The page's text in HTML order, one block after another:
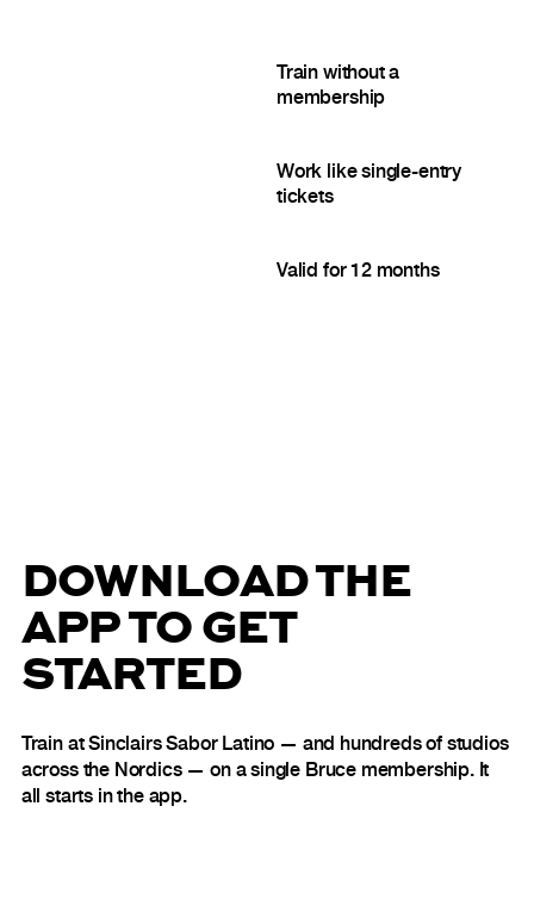
Train without a
membership
Work like single-entry
tickets
Valid for 12 months
DOWNLOAD THE
APP TO GET
STARTED
Train at Sinclairs Sabor Latino — and hundreds of studios
across the Nordics — on a single Bruce membership. It
all starts in the app.